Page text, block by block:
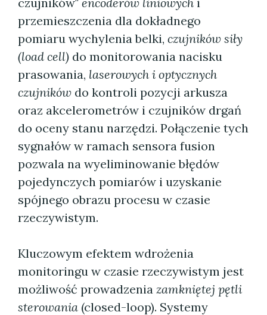
przemieszczenia dla dokładnego
pomiaru wychylenia belki, czujników siły
(load cell) do monitorowania nacisku
prasowania, laserowych i optycznych
czujników do kontroli pozycji arkusza
oraz akcelerometrów i czujników drgań
do oceny stanu narzędzi. Połączenie tych
sygnałów w ramach sensora fusion
pozwala na wyeliminowanie błędów
pojedynczych pomiarów i uzyskanie
spójnego obrazu procesu w czasie
rzeczywistym.
Kluczowym efektem wdrożenia
monitoringu w czasie rzeczywistym jest
możliwość prowadzenia zamkniętej pętli
sterowania (closed-loop). Systemy